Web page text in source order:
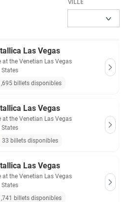
Las Vegas
at the Venetian Las Vegas
States
billets disponibles
Las Vegas
at the Venetian Las Vegas
States
33 billets disponibles
Las Vegas
at the Venetian Las Vegas
States
billets disponibles